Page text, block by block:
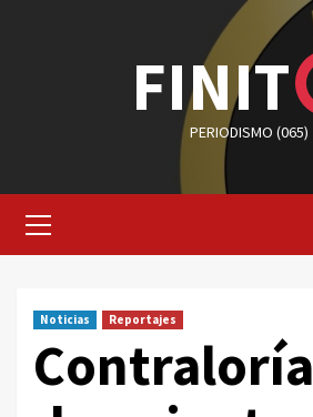
FINIT
PERIODISMO (065)
primario
Noticias Reportajes
Contraloría